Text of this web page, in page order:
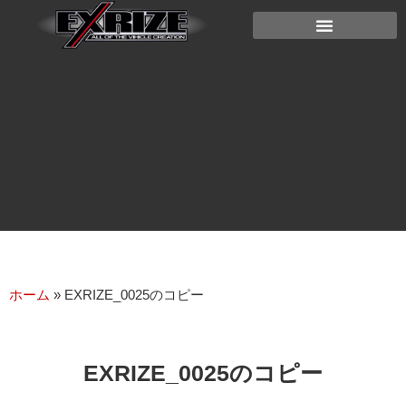
ホーム » EXRIZE_0025のコピー
EXRIZE_0025のコピー